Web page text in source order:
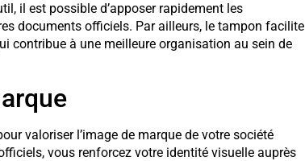
il est possible d’apposer rapidement les
documents officiels. Par ailleurs, le tampon facilite
contribue à une meilleure organisation au sein de
valoriser l’image de marque de votre société
vous renforcez votre identité visuelle auprès